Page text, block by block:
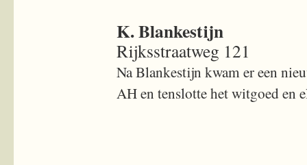
K. Blankestijn
Rijksstraatweg 121
Na Blankestijn kwam er een
AH en tenslotte het witgoed en